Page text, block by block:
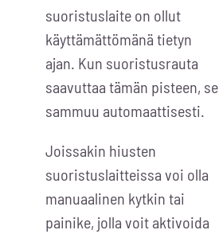
suoristuslaite on ollut
käyttämättömänä tietyn
ajan. Kun suoristusrauta
saavuttaa tämän pisteen, se
sammuu automaattisesti.
Joissakin hiusten
suoristuslaitteissa voi olla
manuaalinen kytkin tai
painike, jolla voit aktivoida